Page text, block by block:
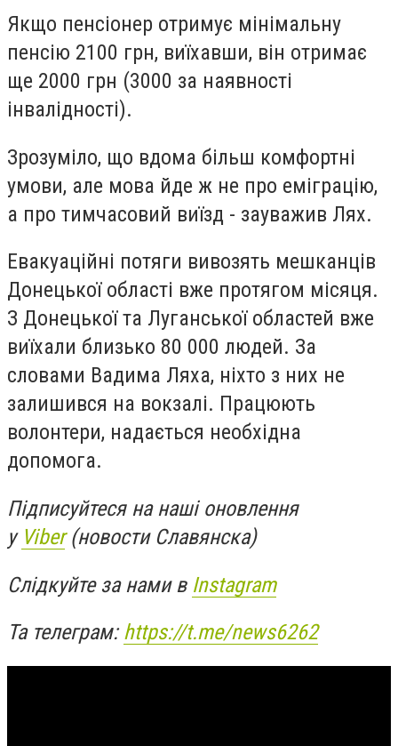
Якщо пенсіонер отримує мінімальну
пенсію 2100 грн, виїхавши, він отримає
ще 2000 грн (3000 за наявності
інвалідності).
Зрозуміло, що вдома більш комфортні
умови, але мова йде ж не про еміграцію,
а про тимчасовий виїзд - зауважив Лях.
Евакуаційні потяги вивозять мешканців
Донецької області вже протягом місяця.
З Донецької та Луганської областей вже
виїхали близько 80 000 людей. За
словами Вадима Ляха, ніхто з них не
залишився на вокзалі. Працюють
волонтери, надається необхідна
допомога.
Підписуйтеся на наші оновлення
у Viber(новости Славянска)
Слідкуйте за нами в Instagram
Та телеграм:https://t.me/news6262